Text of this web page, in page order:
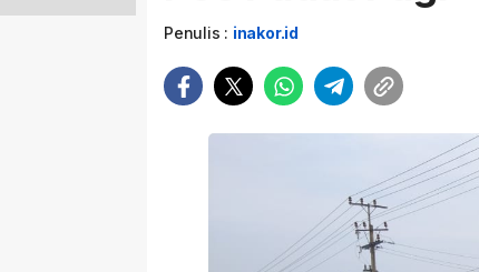
Penulis : inakor.id